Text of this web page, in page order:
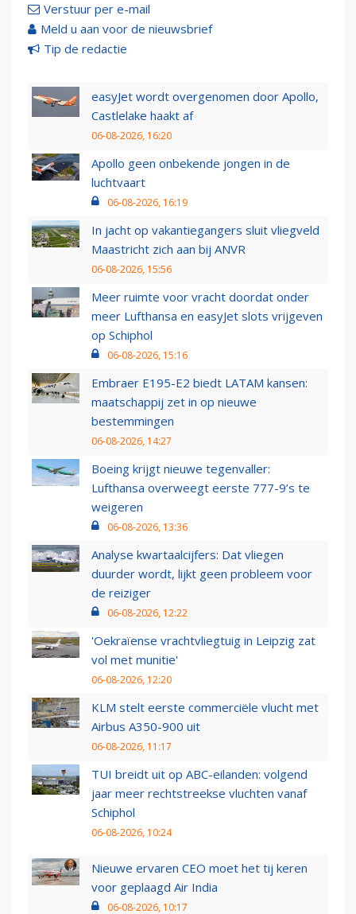
Verstuur per e-mail
Meld u aan voor de nieuwsbrief
Tip de redactie
easyJet wordt overgenomen door Apollo,
Castlelake haakt af
06-08-2026, 16:20
Apollo geen onbekende jongen in de
luchtvaart
06-08-2026, 16:19
In jacht op vakantiegangers sluit vliegveld
Maastricht zich aan bij ANVR
06-08-2026, 15:56
Meer ruimte voor vracht doordat onder
meer Lufthansa en easyJet slots vrijgeven
op Schiphol
06-08-2026, 15:16
Embraer E195-E2 biedt LATAM kansen:
maatschappij zet in op nieuwe
bestemmingen
06-08-2026, 14:27
Boeing krijgt nieuwe tegenvaller:
Lufthansa overweegt eerste 777-9’s te
weigeren
06-08-2026, 13:36
Analyse kwartaalcijfers: Dat vliegen
duurder wordt, lijkt geen probleem voor
de reiziger
06-08-2026, 12:22
'Oekraïense vrachtvliegtuig in Leipzig zat
vol met munitie'
06-08-2026, 12:20
KLM stelt eerste commerciële vlucht met
Airbus A350-900 uit
06-08-2026, 11:17
TUI breidt uit op ABC-eilanden: volgend
jaar meer rechtstreekse vluchten vanaf
Schiphol
06-08-2026, 10:24
Nieuwe ervaren CEO moet het tij keren
voor geplaagd Air India
06-08-2026, 10:17